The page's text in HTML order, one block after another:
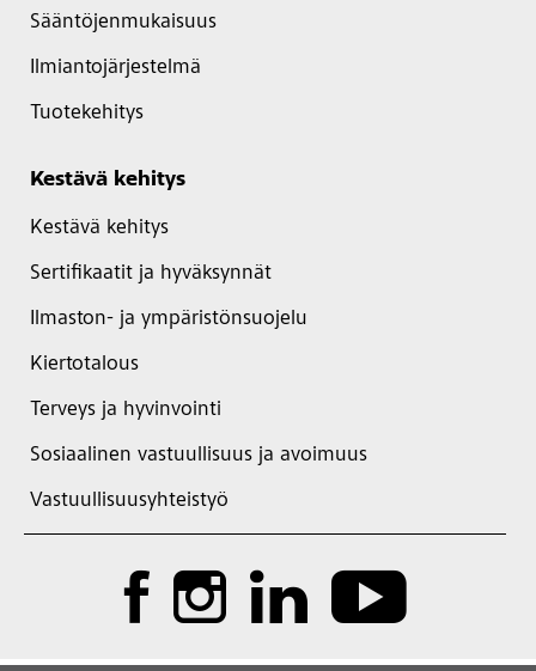
Sääntöjenmukaisuus
Ilmiantojärjestelmä
Tuotekehitys
Kestävä kehitys
Kestävä kehitys
Sertifikaatit ja hyväksynnät
Ilmaston- ja ympäristönsuojelu
Kiertotalous
Terveys ja hyvinvointi
Sosiaalinen vastuullisuus ja avoimuus
Vastuullisuusyhteistyö